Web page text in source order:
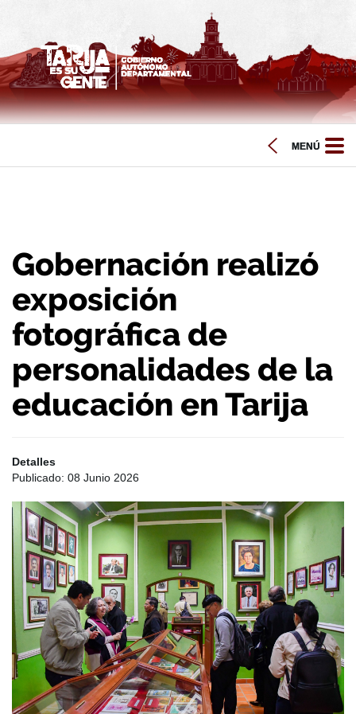
Gobernación realizó
exposición
fotográfica de
personalidades de la
educación en Tarija
Detalles
Publicado: 08 Junio 2026